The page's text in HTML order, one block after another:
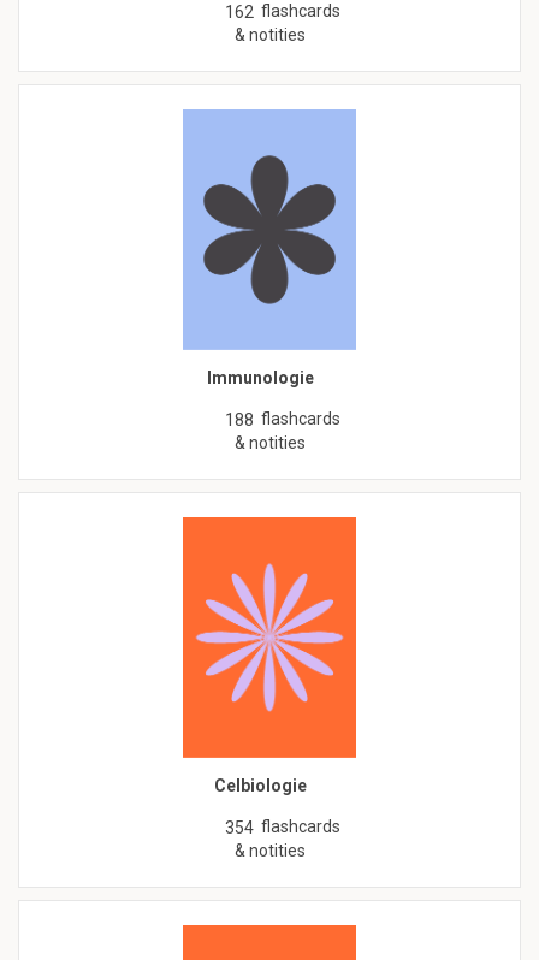
162 flashcards
& notities
Immunologie
188 flashcards
& notities
Celbiologie
354 flashcards
& notities